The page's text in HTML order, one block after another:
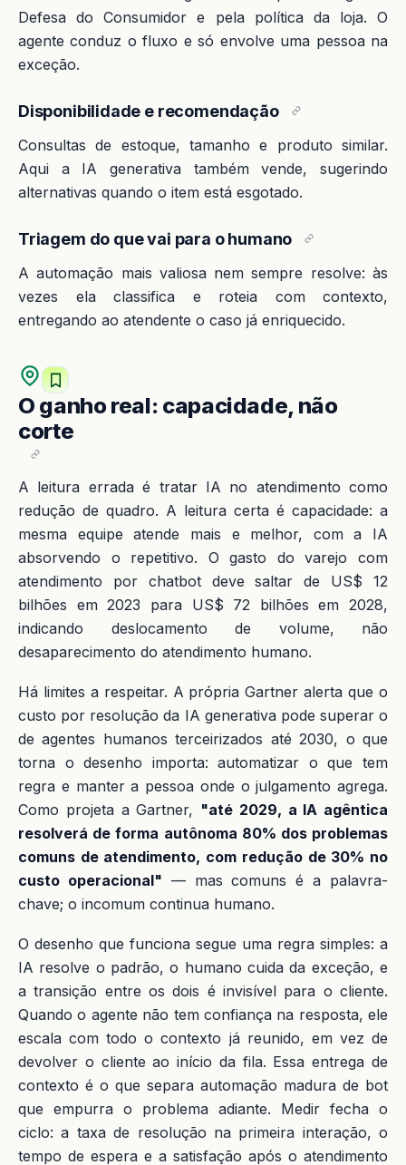
Defesa do Consumidor e pela política da loja. O
agente conduz o fluxo e só envolve uma pessoa na
exceção.
Disponibilidade e recomendação
Consultas de estoque, tamanho e produto similar.
Aqui a IA generativa também vende, sugerindo
alternativas quando o item está esgotado.
Triagem do que vai para o humano
A automação mais valiosa nem sempre resolve: às
vezes ela classifica e roteia com contexto,
entregando ao atendente o caso já enriquecido.
O ganho real: capacidade, não
corte
A leitura errada é tratar IA no atendimento como
redução de quadro. A leitura certa é capacidade: a
mesma equipe atende mais e melhor, com a IA
absorvendo o repetitivo. O gasto do varejo com
atendimento por chatbot deve saltar de US$ 12
bilhões em 2023 para US$ 72 bilhões em 2028,
indicando deslocamento de volume, não
desaparecimento do atendimento humano.
Há limites a respeitar. A própria Gartner alerta que o
custo por resolução da IA generativa pode superar o
de agentes humanos terceirizados até 2030, o que
torna o desenho importa: automatizar o que tem
regra e manter a pessoa onde o julgamento agrega.
Como projeta a Gartner, "até 2029, a IA agêntica
resolverá de forma autônoma 80% dos problemas
comuns de atendimento, com redução de 30% no
custo operacional" — mas comuns é a palavra-
chave; o incomum continua humano.
O desenho que funciona segue uma regra simples: a
IA resolve o padrão, o humano cuida da exceção, e
a transição entre os dois é invisível para o cliente.
Quando o agente não tem confiança na resposta, ele
escala com todo o contexto já reunido, em vez de
devolver o cliente ao início da fila. Essa entrega de
contexto é o que separa automação madura de bot
que empurra o problema adiante. Medir fecha o
ciclo: a taxa de resolução na primeira interação, o
tempo de espera e a satisfação após o atendimento